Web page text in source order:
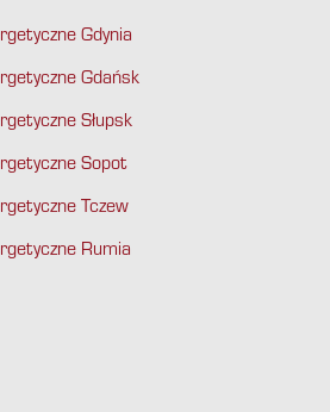
Gdynia
Gdańsk
Słupsk
Sopot
Tczew
Rumia